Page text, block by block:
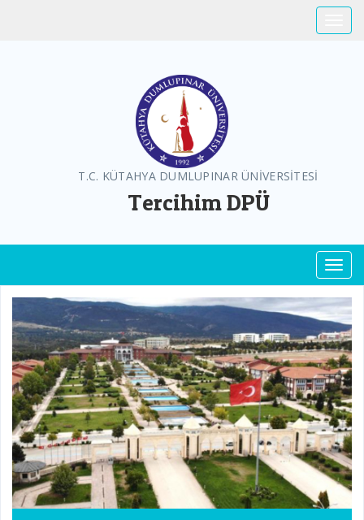
T.C. KÜTAHYA DUMLUPINAR ÜNİVERSİTESİ
Tercihim DPÜ
Previous Next